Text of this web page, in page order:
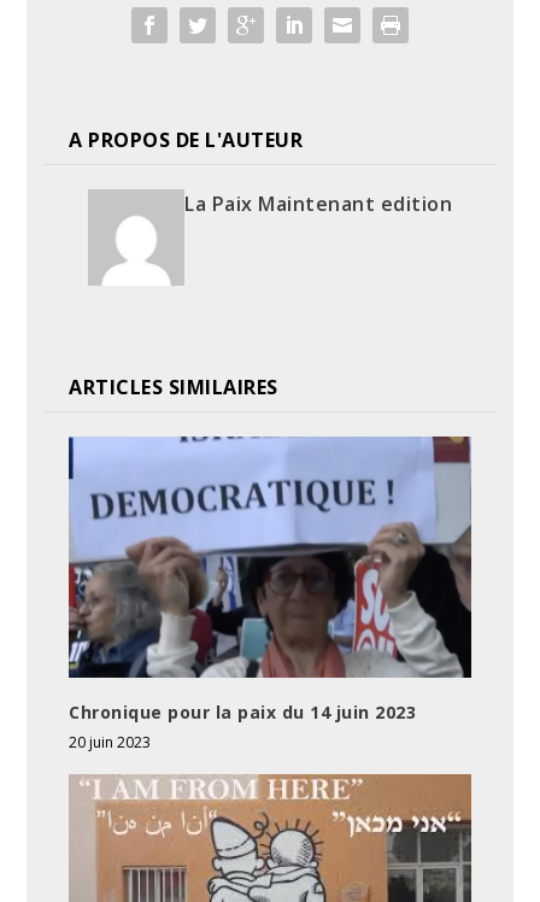
A PROPOS DE L'AUTEUR
La Paix Maintenant edition
ARTICLES SIMILAIRES
Chronique pour la paix du 14 juin 2023
20 juin 2023